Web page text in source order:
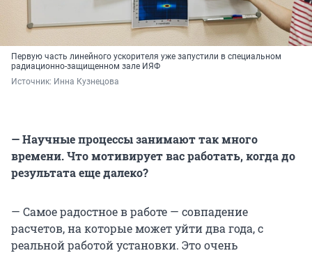
Первую часть линейного ускорителя уже запустили в специальном
радиационно-защищенном зале ИЯФ
Источник: Инна Кузнецова
— Научные процессы занимают так много
времени. Что мотивирует вас работать, когда до
результата еще далеко?
— Самое радостное в работе — совпадение
расчетов, на которые может уйти два года, с
реальной работой установки. Это очень